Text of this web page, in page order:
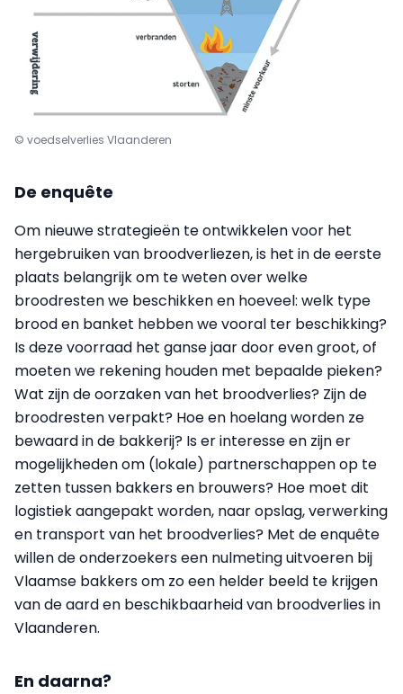
© voedselverlies Vlaanderen
De enquête
Om nieuwe strategieën te ontwikkelen voor het
hergebruiken van broodverliezen, is het in de eerste
plaats belangrijk om te weten over welke
broodresten we beschikken en hoeveel: welk type
brood en banket hebben we vooral ter beschikking?
Is deze voorraad het ganse jaar door even groot, of
moeten we rekening houden met bepaalde pieken?
Wat zijn de oorzaken van het broodverlies? Zijn de
broodresten verpakt? Hoe en hoelang worden ze
bewaard in de bakkerij? Is er interesse en zijn er
mogelijkheden om (lokale) partnerschappen op te
zetten tussen bakkers en brouwers? Hoe moet dit
logistiek aangepakt worden, naar opslag, verwerking
en transport van het broodverlies? Met de enquête
willen de onderzoekers een nulmeting uitvoeren bij
Vlaamse bakkers om zo een helder beeld te krijgen
van de aard en beschikbaarheid van broodverlies in
Vlaanderen.
En daarna?